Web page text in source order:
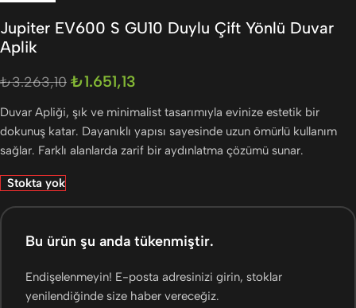
Jupiter EV600 S GU10 Duylu Çift Yönlü Duvar
Aplik
₺3.263,10 ₺1.651,13
Duvar Apliği, şık ve minimalist tasarımıyla evinize estetik bir
dokunuş katar. Dayanıklı yapısı sayesinde uzun ömürlü kullanım
sağlar. Farklı alanlarda zarif bir aydınlatma çözümü sunar.
Stokta yok
Bu ürün şu anda tükenmiştir.
Endişelenmeyin! E-posta adresinizi girin, stoklar
yenilendiğinde size haber vereceğiz.